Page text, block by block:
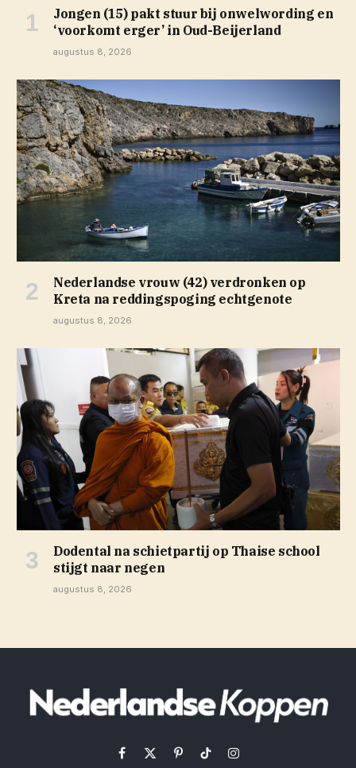
Jongen (15) pakt stuur bij onwelwording en
‘voorkomt erger’ in Oud-Beijerland
augustus 8, 2026
Nederlandse vrouw (42) verdronken op
Kreta na reddingspoging echtgenote
augustus 8, 2026
Dodental na schietpartij op Thaise school
stijgt naar negen
augustus 8, 2026
Facebook
X PinterestTikTokInstagram